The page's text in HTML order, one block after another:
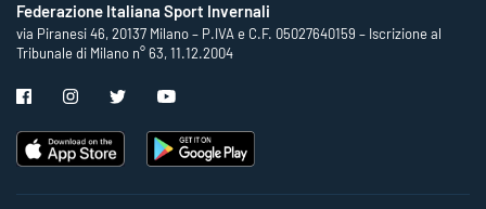
Federazione Italiana Sport Invernali
via Piranesi 46, 20137 Milano – P.IVA e C.F. 05027640159 – Iscrizione al
Tribunale di Milano n° 63, 11.12.2004